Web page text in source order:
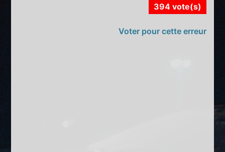
394 vote(s)
Voter pour cette erreur